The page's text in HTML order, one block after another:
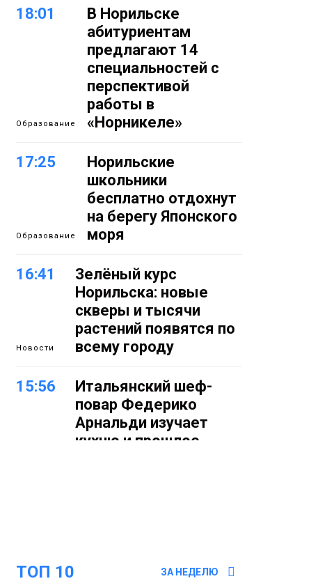
18:01
Образование
В Норильске
абитуриентам
предлагают 14
специальностей с
перспективой
работы в
«Норникеле»
17:25
Образование
Норильские
школьники
бесплатно отдохнут
на берегу Японского
моря
16:41
Новости
Зелёный курс
Норильска: новые
скверы и тысячи
растений появятся по
всему городу
15:56
Итальянский шеф-
повар Федерико
Арнальди изучает
кухню и прошлое
Спорт
футзальном турнире
ТОП 10 ЗА НЕДЕЛЮ